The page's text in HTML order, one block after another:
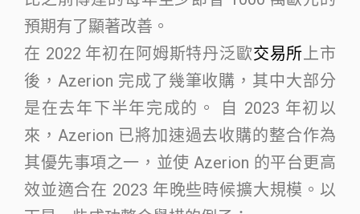
預期有了顯著改善。
在 2022 年初在阿姆斯特丹泛歐交易所 上市
後，Azerion 完成了幾筆收購，其中大部分
是在去年下半年完成的。 自 2023 年初以
來，Azerion 已將加速過去收購的整合作為
其優先事項之一，並使 Azerion 的平台更高
效並適合在 2023 年晚些時候擴大規模。以